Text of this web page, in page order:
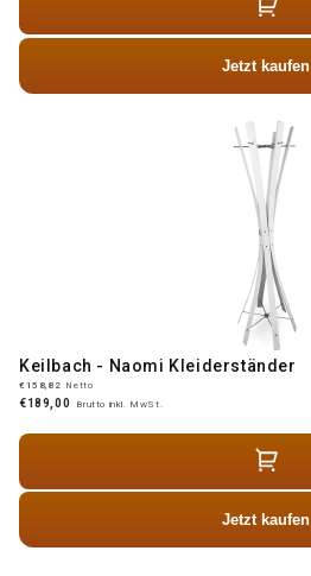
Jetzt kaufen
Keilbach - Naomi Kleiderständer
€158,82 Netto
€189,00 Brutto inkl. MwSt.
Jetzt kaufen